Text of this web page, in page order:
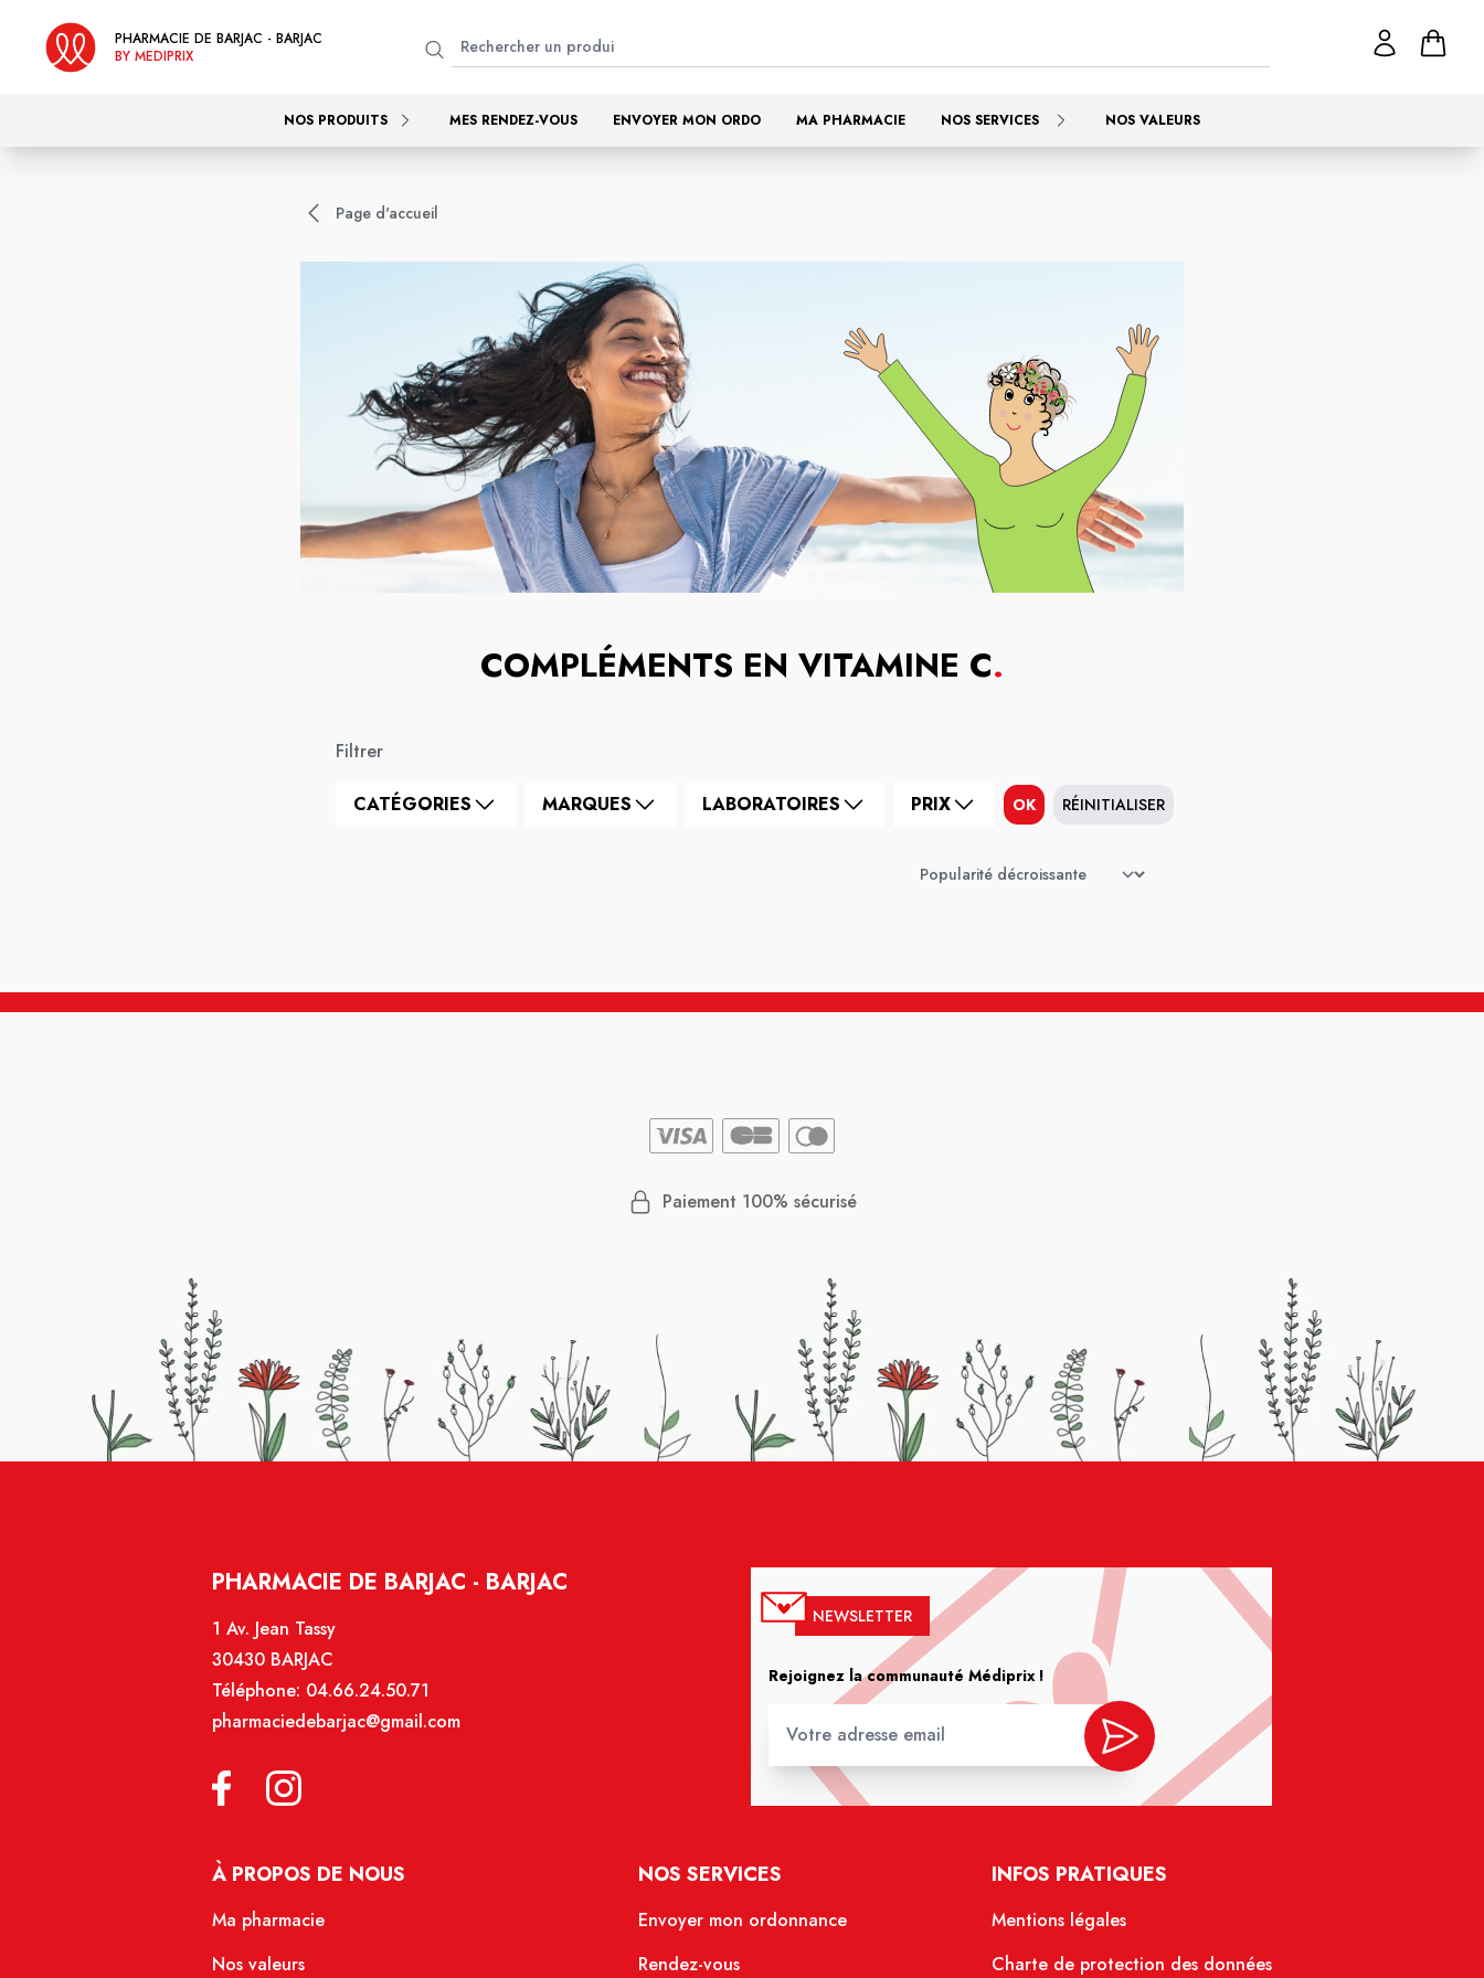
PHARMACIE DE BARJAC - BARJAC
BY MEDIPRIX
NOS PRODUITS MES RENDEZ-VOUS ENVOYER MON ORDO MA PHARMACIE NOS SERVICES NOS VALEURS
Page d'accueil
COMPLÉMENTS EN VITAMINE C.
Filtrer
CATÉGORIES MARQUES LABORATOIRES PRIX OK RÉINITIALISER
Paiement 100% sécurisé
PHARMACIE DE BARJAC - BARJAC
1 Av. Jean Tassy
30430 BARJAC
Téléphone: 04.66.24.50.71
pharmaciedebarjac@gmail.com
NEWSLETTER
Rejoignez la communauté Médiprix !
À PROPOS DE NOUS
Ma pharmacie
Nos valeurs
NOS SERVICES
Envoyer mon ordonnance
Rendez-vous
INFOS PRATIQUES
Mentions légales
Charte de protection des données